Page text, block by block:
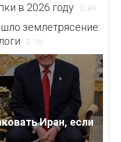
в 2026 году
89
землетрясение:
70
Иран, если